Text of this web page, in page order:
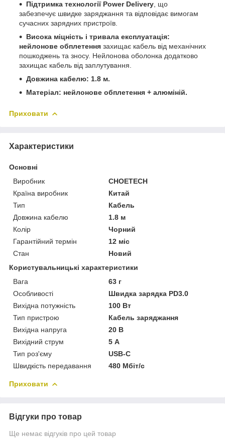
Підтримка технології Power Delivery , що
забезпечує швидке заряджання та відповідає вимогам
сучасних зарядних пристроїв.
Висока міцність і тривала експлуатація:
нейлонове обплетення захищає кабель від механічних
пошкоджень та зносу. Нейлонова оболонка додатково
захищає кабель від заплутування.
Довжина кабелю: 1.8 м.
Матеріал: нейлонове обплетення + алюміній.
Приховати
Характеристики
Основні
Виробник
CHOETECH
Країна виробник
Китай
Тип
Кабель
Довжина кабелю
1.8 м
Колір
Чорний
Гарантійний термін
12 міс
Стан
Новий
Користувальницькі характеристики
Вага
63 г
Особливості
Швидка зарядка PD3.0
Вихідна потужність
100 Вт
Тип пристрою
Кабель заряджання
Вихідна напруга
20 В
Вихідний струм
5 А
Тип роз'єму
USB-C
Швидкість передавання
480 Мбіт/с
Приховати
Відгуки про товар
Ще немає відгуків про цей товар